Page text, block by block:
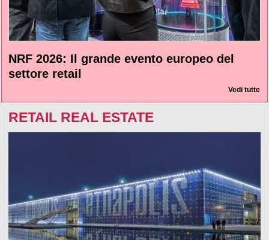
NRF 2026: Il grande evento europeo del
settore retail
Vedi tutte
RETAIL REAL ESTATE